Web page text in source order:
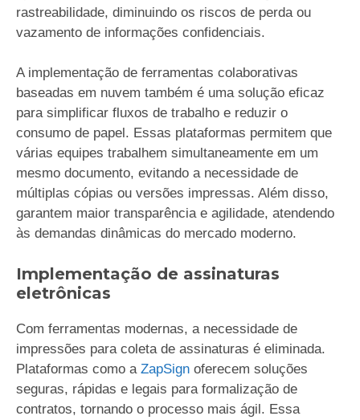
rastreabilidade, diminuindo os riscos de perda ou
vazamento de informações confidenciais.
A implementação de ferramentas colaborativas
baseadas em nuvem também é uma solução eficaz
para simplificar fluxos de trabalho e reduzir o
consumo de papel. Essas plataformas permitem que
várias equipes trabalhem simultaneamente em um
mesmo documento, evitando a necessidade de
múltiplas cópias ou versões impressas. Além disso,
garantem maior transparência e agilidade, atendendo
às demandas dinâmicas do mercado moderno.
Implementação de assinaturas
eletrônicas
Com ferramentas modernas, a necessidade de
impressões para coleta de assinaturas é eliminada.
Plataformas como a ZapSign oferecem soluções
seguras, rápidas e legais para formalização de
contratos, tornando o processo mais ágil. Essa